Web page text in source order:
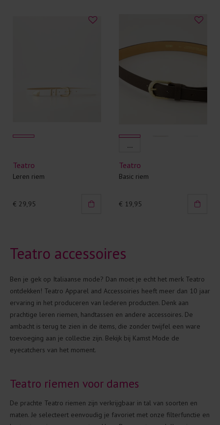
Teatro
Leren riem
€ 29,95
...
Teatro
Basic riem
€ 19,95
Teatro accessoires
Ben je gek op Italiaanse mode? Dan moet je echt het merk Teatro
ontdekken! Teatro Apparel and Accessoiries heeft meer dan 10 jaar
ervaring in het produceren van lederen producten. Denk aan
prachtige leren riemen, handtassen en andere accessoires. De
ambacht is terug te zien in de items, die zonder twijfel een ware
toevoeging aan je collectie zijn. Bekijk bij Kamst Mode de
eyecatchers van het moment.
Teatro riemen voor dames
De prachte Teatro riemen zijn verkrijgbaar in tal van soorten en
maten. Je selecteert eenvoudig je favoriet met onze filterfunctie en